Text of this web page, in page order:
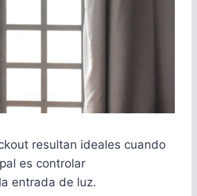
resultan ideales cuando
es controlar
entrada de luz.